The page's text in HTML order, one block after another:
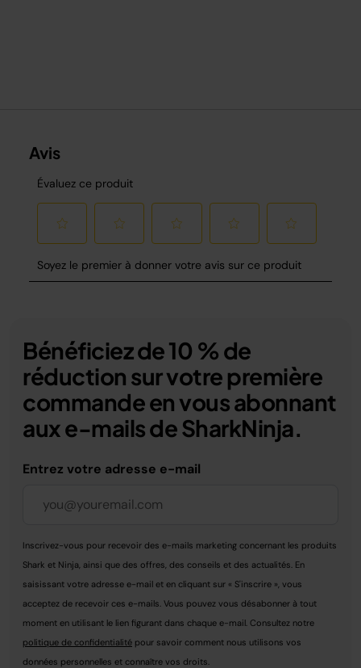
Bénéficiez de 10 % de
réduction sur votre première
commande en vous abonnant
aux e-mails de SharkNinja.
Entrez votre adresse e-mail
Inscrivez-vous pour recevoir des e-mails marketing concernant les produits
Shark et Ninja, ainsi que des offres, des conseils et des actualités. En
saisissant votre adresse e-mail et en cliquant sur « S'inscrire », vous
acceptez de recevoir ces e-mails. Vous pouvez vous désabonner à tout
moment en utilisant le lien figurant dans chaque e-mail. Consultez notre
politique de confidentialité pour savoir comment nous utilisons vos
données personnelles et connaître vos droits.